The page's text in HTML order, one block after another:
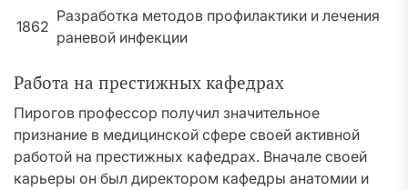
1862
Разработка методов профилактики и лечения
раневой инфекции
Работа на престижных кафедрах
Пирогов профессор получил значительное
признание в медицинской сфере своей активной
работой на престижных кафедрах. Вначале своей
карьеры он был директором кафедры анатомии и